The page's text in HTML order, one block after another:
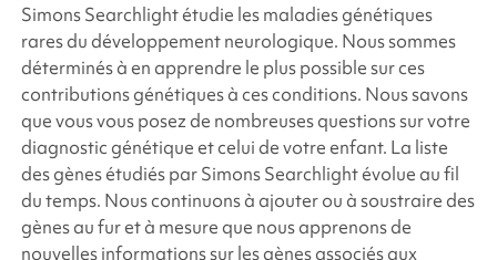
Simons Searchlightétudie les maladies génétiques
rares du développement neurologique. Nous sommes
déterminés à en apprendre le plus possible sur ces
contributions génétiques à ces conditions. Nous savons
que vous vous posez de nombreuses questions sur votre
diagnostic génétique et celui de votre enfant. La liste
des gènes étudiés parSimons Searchlightévolue au fil
du temps. Nous continuons à ajouter ou à soustraire des
gènes au fur et à mesure que nous apprenons de
nouvelles informations sur les gènes associés aux